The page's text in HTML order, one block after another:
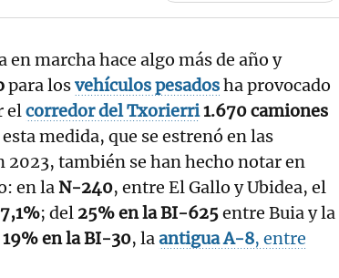
en marcha hace algo más de año y
para losvehículos pesadosha provocado
elcorredor del Txorierri1.670 camiones
medida, que se estrenó en las
2023, también se han hecho notar en
en la N-240, entre El Gallo y Ubidea, el
; del 25% en la BI-625entre Buia y la
19% en la BI-30, laantigua A-8, entre